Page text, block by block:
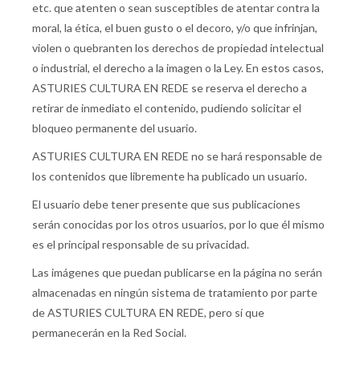
etc. que atenten o sean susceptibles de atentar contra la
moral, la ética, el buen gusto o el decoro, y/o que infrinjan,
violen o quebranten los derechos de propiedad intelectual
o industrial, el derecho a la imagen o la Ley. En estos casos,
ASTURIES CULTURA EN REDE se reserva el derecho a
retirar de inmediato el contenido, pudiendo solicitar el
bloqueo permanente del usuario.
ASTURIES CULTURA EN REDE no se hará responsable de
los contenidos que libremente ha publicado un usuario.
El usuario debe tener presente que sus publicaciones
serán conocidas por los otros usuarios, por lo que él mismo
es el principal responsable de su privacidad.
Las imágenes que puedan publicarse en la página no serán
almacenadas en ningún sistema de tratamiento por parte
de ASTURIES CULTURA EN REDE, pero sí que
permanecerán en la Red Social.